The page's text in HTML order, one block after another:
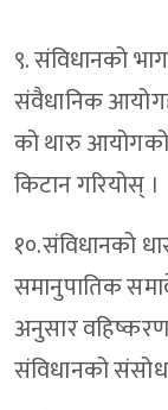
९. संविधानको
संवैधानिक
को थारु
किटान गरियोस् ।
१०.संविधानको
समानुपातिक
अनुसार
संविधानको